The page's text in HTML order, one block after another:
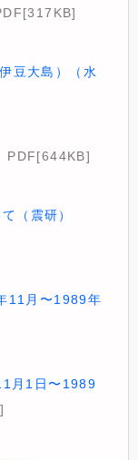
豆大島）（水
PDF[644KB]
（震研）
11月〜1989年
月1日〜1989